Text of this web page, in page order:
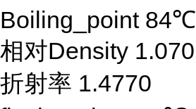
Boiling_point 84℃
相对Density 1.070
折射率 1.4770